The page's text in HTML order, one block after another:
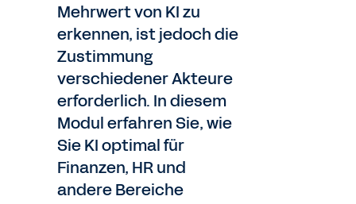
Mehrwert von KI zu
erkennen, ist jedoch die
Zustimmung
verschiedener Akteure
erforderlich. In diesem
Modul erfahren Sie, wie
Sie KI optimal für
Finanzen, HR und
andere Bereiche